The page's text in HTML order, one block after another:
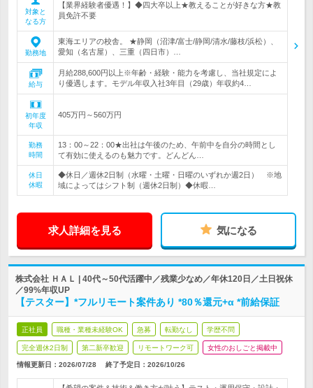
対象と
なる方
【業界経験者優遇！】◆四大卒以上★教えることが好きな方★教
員免許不要
勤務地
東海エリアの校舎。 ★静岡（沼津/富士/静岡/清水/藤枝/浜松）、
愛知（名古屋）、三重（四日市）…
給与
月給288,600円以上※年齢・経験・能力を考慮し、当社規定によ
り優遇します。モデル年収入社3年目（29歳）年収約4…
初年度
年収
405万円～560万円
勤務
時間
13：00～22：00★出社は午後のため、午前中を自分の時間とし
て有効に使えるのも魅力です。どんどん…
休日
休暇
◆休日／週休2日制（水曜・土曜・日曜のいずれか週2日） ※地
域によってはシフト制（週休2日制）◆休暇…
求人詳細を見る 気になる
株式会社 ＨＡＬ | 40代～50代活躍中／残業少なめ／年休120日／土日祝休
／99%年収UP
【テスター】*フルリモート案件あり *80％還元+α *前給保証
正社員 職種・業種未経験OK 急募 転勤なし 学歴不問
完全週休2日制 第二新卒歓迎 リモートワーク可 女性のおしごと掲載中
情報更新日：2026/07/28 終了予定日： 2026/10/26